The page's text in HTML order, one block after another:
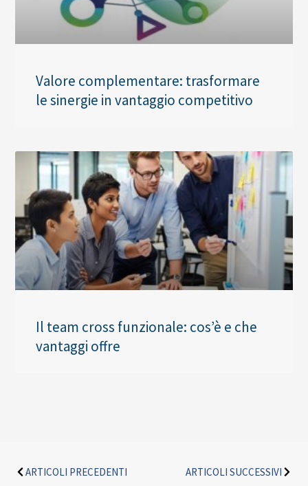
Valore complementare: trasformare
le sinergie in vantaggio competitivo
Il team cross funzionale: cos’è e che
vantaggi offre
ARTICOLI PRECEDENTI
ARTICOLI SUCCESSIVI